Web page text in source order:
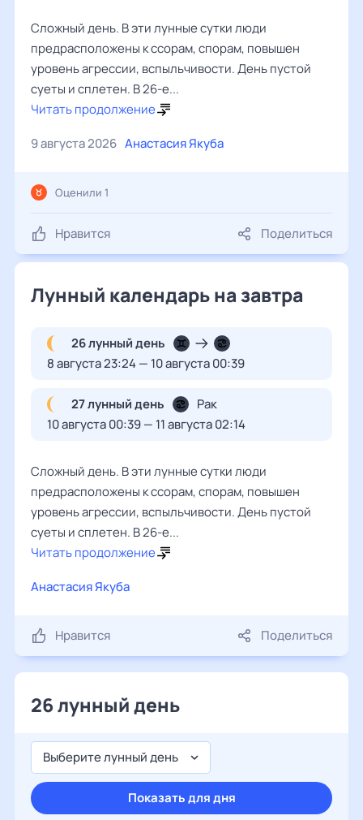
Сложный день. В эти лунные сутки люди
предрасположены к ссорам, спорам, повышен
уровень агрессии, вспыльчивости. День пустой
суеты и сплетен. В 26-е...
Читать продолжение
9 августа 2026 Анастасия Якуба
Нравится Поделиться
Оценили 1
Лунный календарь на завтра
26 лунный день
8 августа 23:24 — 10 августа 00:39
27 лунный день
Рак
10 августа 00:39 — 11 августа 02:14
Сложный день. В эти лунные сутки люди
предрасположены к ссорам, спорам, повышен
уровень агрессии, вспыльчивости. День пустой
суеты и сплетен. В 26-е...
Читать продолжение
Анастасия Якуба
Нравится Поделиться
26 лунный день
Выберите лунный день
Показать для дня